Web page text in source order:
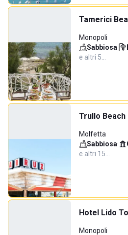
Tamerici
Monopoli
Sabbiosa·
e altri 5…
Trullo Beach
Molfetta
Sabbiosa·
e altri 15…
Hotel Lido
Monopoli